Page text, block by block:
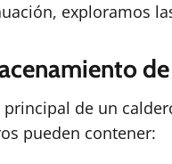
exploramos
principal de un
pueden contener: